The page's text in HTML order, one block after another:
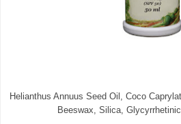
Helianthus Annuus Seed Oil, Coco
Beeswax, Silica,